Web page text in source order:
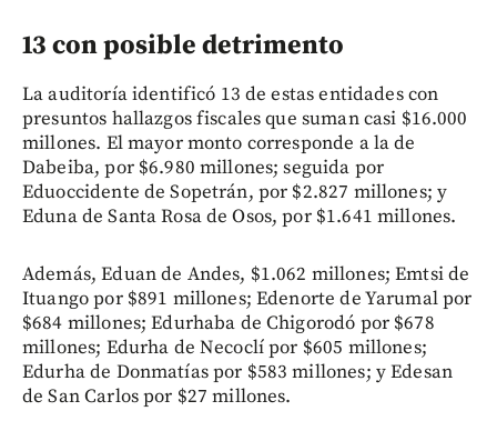
13 con posible detrimento
La auditoría identificó 13 de estas entidades con
presuntos hallazgos fiscales que suman casi $16.000
millones. El mayor monto corresponde a la de
Dabeiba, por $6.980 millones; seguida por
Eduoccidente de Sopetrán, por $2.827 millones; y
Eduna de Santa Rosa de Osos, por $1.641 millones.
Además, Eduan de Andes, $1.062 millones; Emtsi de
Ituango por $891 millones; Edenorte de Yarumal por
$684 millones; Edurhaba de Chigorodó por $678
millones; Edurha de Necoclí por $605 millones;
Edurha de Donmatías por $583 millones; y Edesan
de San Carlos por $27 millones.